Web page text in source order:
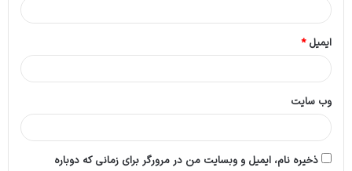
ایمیل*
وب‌ سایت
ذخیره نام، ایمیل و وبسایت من در مرورگر برای زمانی که دوباره